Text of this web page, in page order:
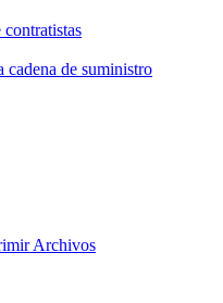
cadena de suministro
Archivos